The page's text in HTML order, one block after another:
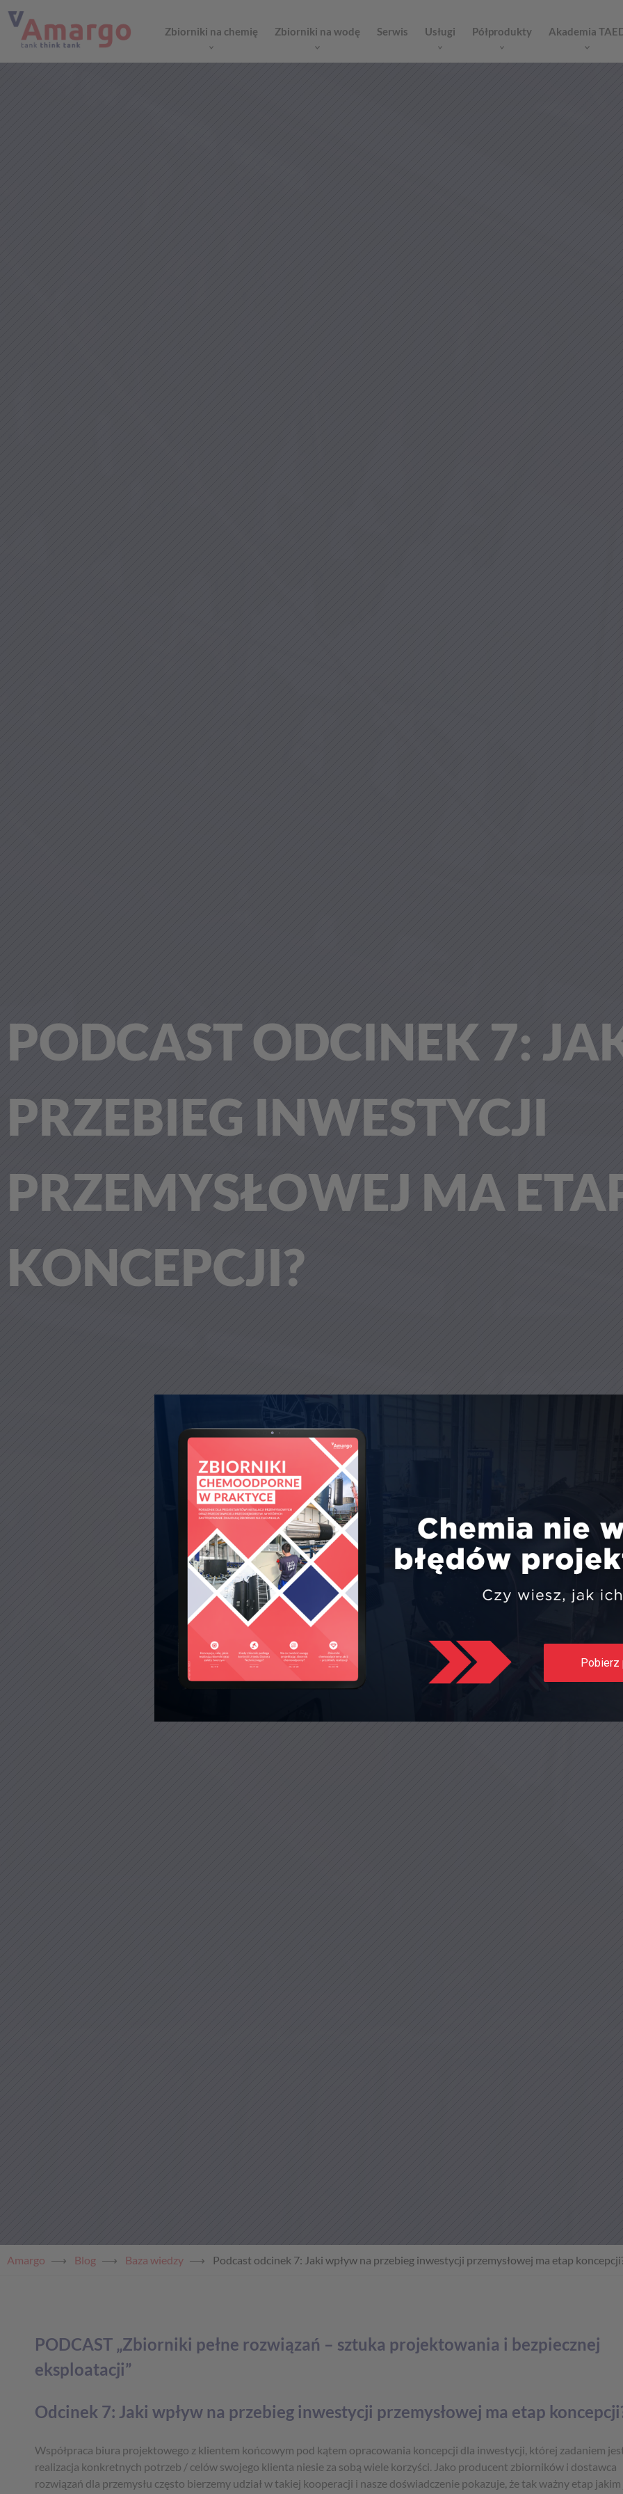
Zbiorniki na chemię Zbiorniki na wodę Serwis Usługi Półprodukty Akademia
PODCAST ODCINEK 7:
PRZEBIEG INWESTYCJI
PRZEMYSŁOWEJ MA
KONCEPCJI?
Amargo ⟶ Blog ⟶ Baza wiedzy ⟶ Podcast odcinek 7: Jaki wpływ na przebieg inwestycji przemysłowej ma etap
PODCAST „Zbiorniki pełne rozwiązań – sztuka projektowania i bezpiecznej
eksploatacji”
Odcinek 7: Jaki wpływ na przebieg inwestycji przemysłowej ma etap
Współpraca biura projektowego z klientem końcowym pod kątem opracowania koncepcji dla inwestycji, której zadaniem
realizacja konkretnych potrzeb / celów swojego klienta niesie za sobą wiele korzyści. Jako producent zbiorników i dostawca
rozwiązań dla przemysłu często bierzemy udział w takiej kooperacji i nasze doświadczenie pokazuje, że tak ważny etap
Pobierz